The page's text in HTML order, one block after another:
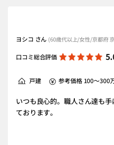
ヨシコ さん (60歳代以上/女性/京都府
口コミ総合評価
戸建 参考価格 100～300
いつも良心的。職人さん達も
ております。